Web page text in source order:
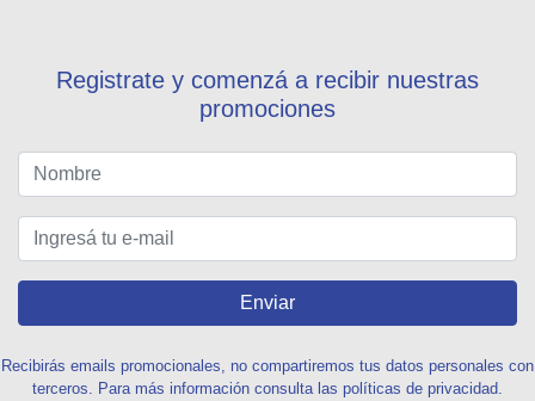
Registrate y comenzá a recibir nuestras
promociones
Enviar
Recibirás emails promocionales, no compartiremos tus datos personales con
terceros. Para más información consulta las políticas de privacidad.